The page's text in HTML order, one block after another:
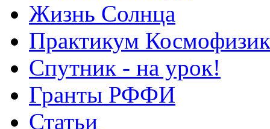
Жизнь Солнца
Практикум
Спутник - на урок!
Гранты РФФИ
Статьи